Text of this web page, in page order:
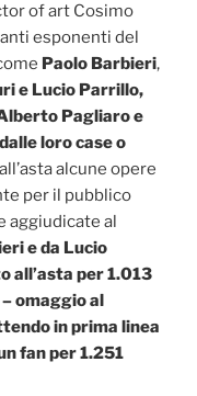
of art Cosimo
esponenti del
Paolo Barbieri,
e Lucio Parrillo,
Pagliaro e
loro case o
alcune opere
per il pubblico
aggiudicate al
e da Lucio
all’asta per 1.013
omaggio al
in prima linea
fan per 1.251